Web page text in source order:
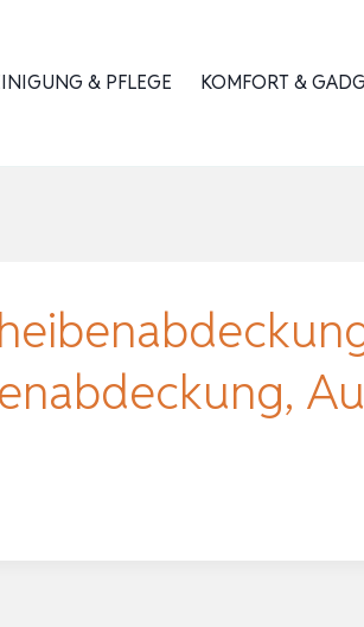
& PFLEGE KOMFORT &